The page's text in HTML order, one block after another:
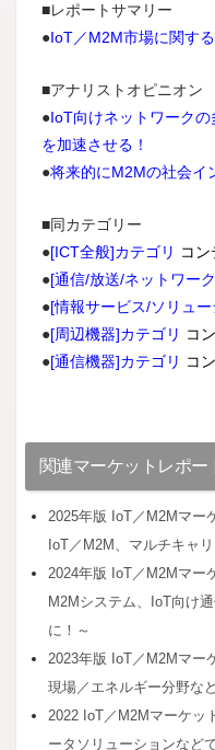
■レポートサマリー
●IoT／M2M市場に関す
■アナリストオピニオン
●IoT向けネットワーク
を加速させる！
●将来的にM2Mの社会イ
■同カテゴリー
●[ICT全般]カテゴリ コ
●[通信/放送/ネットワー
●[情報サービス/ソリュー
●[周辺機器]カテゴリ コ
●[通信機器]カテゴリ コ
関連マーケットレポー
2025年版 IoT／M2Mマー
IoT／M2M、マルチキャ
2024年版 IoT／M2Mマー
M2Mシステム、IoT向け
に！～
2023年版 IoT／M2Mマー
現場／エネルギー分野な
2022 IoT／M2Mマーケッ
ータソリューションなど